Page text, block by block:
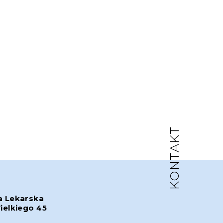
KONTAKT
Lekarska
45